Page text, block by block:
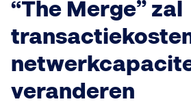
“The Merge” zal
veranderen